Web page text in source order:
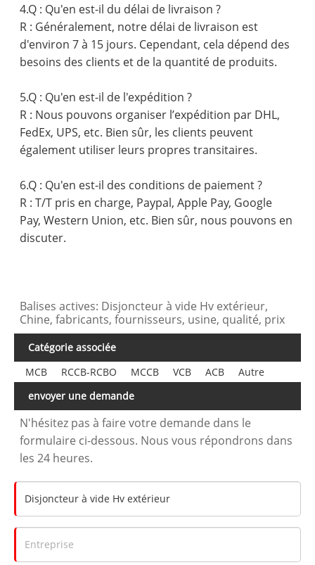
4.Q : Qu'en est-il du délai de livraison ?
R : Généralement, notre délai de livraison est
d'environ 7 à 15 jours. Cependant, cela dépend des
besoins des clients et de la quantité de produits.
5.Q : Qu'en est-il de l'expédition ?
R : Nous pouvons organiser l’expédition par DHL,
FedEx, UPS, etc. Bien sûr, les clients peuvent
également utiliser leurs propres transitaires.
6.Q : Qu'en est-il des conditions de paiement ?
R : T/T pris en charge, Paypal, Apple Pay, Google
Pay, Western Union, etc. Bien sûr, nous pouvons en
discuter.
Balises actives: Disjoncteur à vide Hv extérieur,
Chine, fabricants, fournisseurs, usine, qualité, prix
Catégorie associée
MCB
RCCB-RCBO MCCB VCB ACB
Autre
envoyer une demande
N'hésitez pas à faire votre demande dans le
formulaire ci-dessous. Nous vous répondrons dans
les 24 heures.